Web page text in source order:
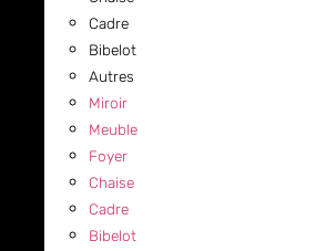
Cadre
Bibelot
Autres
Miroir
Meuble
Foyer
Chaise
Cadre
Bibelot